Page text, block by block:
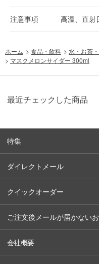
注意事項 高温、直射
ホーム > 食品・飲料 > 水・お茶
> マスクメロンサイダー 300ml
最近チェックした商品
特集
ダイレクトメール
クイックオーダー
ご注文後メールが届かない
会社概要